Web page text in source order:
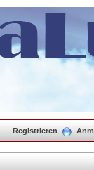
Registrieren